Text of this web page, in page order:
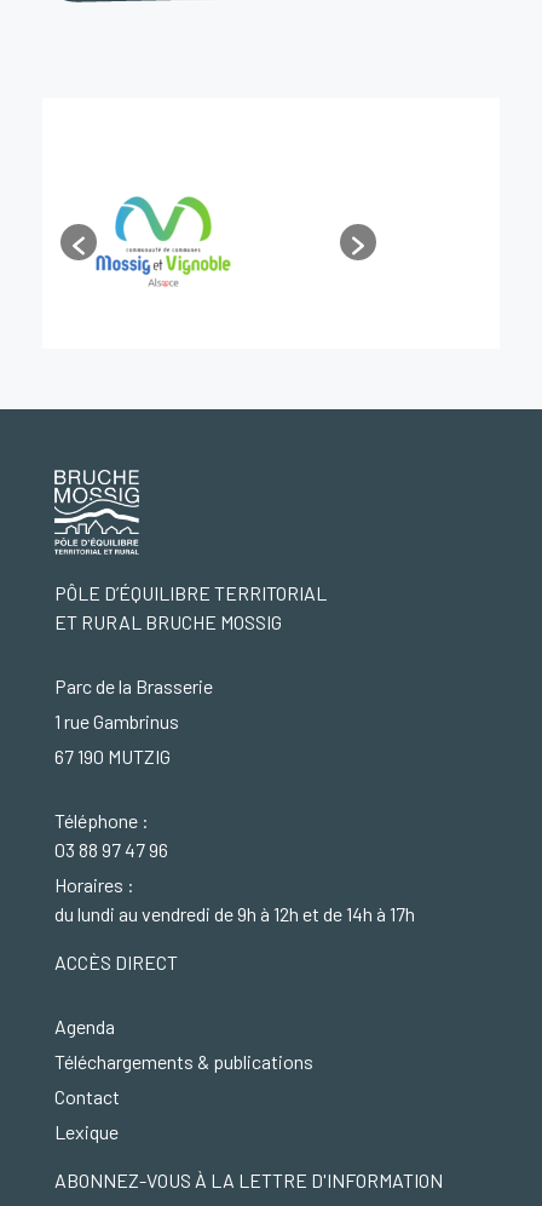
PÔLE D’ÉQUILIBRE TERRITORIAL
ET RURAL BRUCHE MOSSIG
Parc de la Brasserie
1 rue Gambrinus
67 190 MUTZIG
Téléphone :
03 88 97 47 96
Horaires :
du lundi au vendredi de 9h à 12h et de 14h à 17h
ACCÈS DIRECT
Agenda
Téléchargements & publications
Contact
Lexique
ABONNEZ-VOUS À LA LETTRE D'INFORMATION